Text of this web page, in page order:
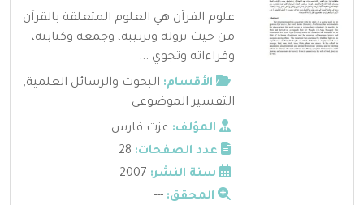
علوم القرآن هي العلوم المتعلقة بالقرآن
من حيث نزوله وترتيبه، وجمعه وكتابته،
وقراءاته وتجوي ...
الأقسام: البحوث والرسائل العلمية,
التفسير الموضوعي
المؤلف: عزت فارس
عدد الصفحات:
سنة النشر:
المحقق: ---